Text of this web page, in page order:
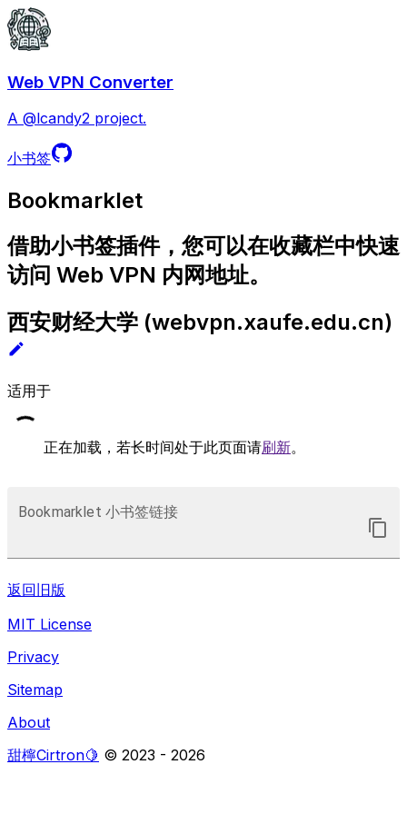
Web VPN Converter
A @lcandy2 project.
小书签
Bookmarklet
借助小书签插件，您可以在收藏栏中快速
访问 Web VPN 内网地址。
西安财经大学 (webvpn.xaufe.edu.cn)
适用于
正在加载，若长时间处于此页面请刷新。
Bookmarklet 小书签链接
返回旧版
MIT License
Privacy
Sitemap
About
甜檸Cirtron🍋 © 2023 - 2026